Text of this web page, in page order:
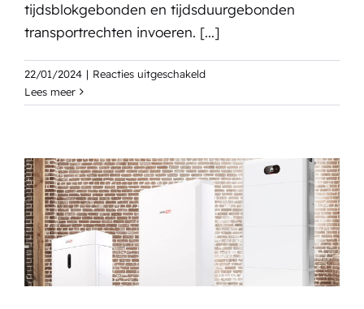
tijdsblokgebonden en tijdsduurgebonden
transportrechten invoeren. [...]
22/01/2024 | Reacties uitgeschakeldvoor
introduceren
tijdsduurgebonden
transportrechten
Lees meer